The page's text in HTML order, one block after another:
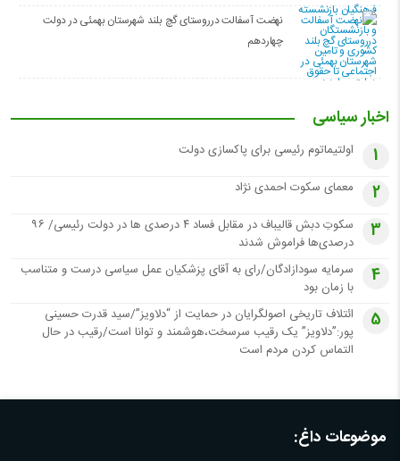
نهضت آسفالت درروستای گچ بلند شهرستان بهمئی در دولت
چهاردهم
اخبار سیاسی
1 اولتیماتوم رئیسی برای پاکسازی دولت
2 معمای سکوت احمدی نژاد
3
سکوتِ دبش قالیباف در مقابل فساد ۴ درصدی ها در دولت رئیسی/ ۹۶
درصدی‌ها فراموش شدند
4
سرمایه سودازادگان/رای به آقای پزشکیان عمل سیاسی درست و متناسب
با زمان بود
5
ائتلاف تاریخی اصولگرایان در حمایت از “دلاویز”/سید قدرت حسینی
پور:”دلاویز” یک رقیب سرسخت،هوشمند و توانا است/رقیب در حال
التماس کردن مردم است
موضوعات داغ: